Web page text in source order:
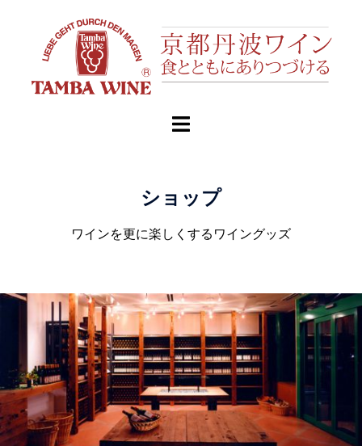
ショップ
ワインを更に楽しくするワイングッズ